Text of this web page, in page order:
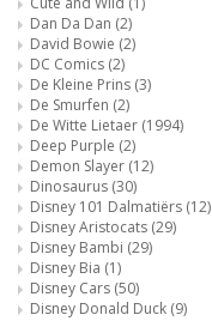
Dan Da Dan (2)
David Bowie (2)
DC Comics (2)
De Kleine Prins (3)
De Smurfen (2)
De Witte Lietaer (1994)
Deep Purple (2)
Demon Slayer (12)
Dinosaurus (30)
Disney 101 Dalmatiërs (12)
Disney Aristocats (29)
Disney Bambi (29)
Disney Bia (1)
Disney Cars (50)
Disney Donald Duck (9)